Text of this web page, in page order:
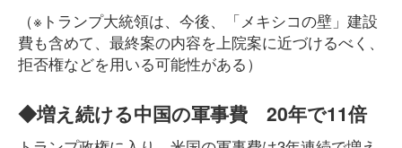
（※トランプ大統領は、今後、「メキシコの壁」建設
費も含めて、最終案の内容を上院案に近づけるべく、
拒否権などを用いる可能性がある）
◆増え続ける中国の軍事費 20年で11倍